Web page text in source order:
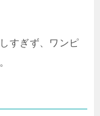
すぎず、ワンピ